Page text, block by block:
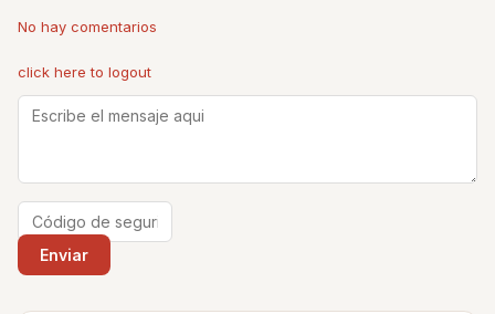
No hay comentarios
click here to logout